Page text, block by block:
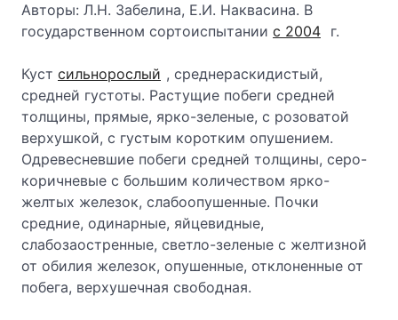
Авторы: Л.Н. Забелина, Е.И. Наквасина. В
государственном сортоиспытании с 2004 г.
Куст сильнорослый , среднераскидистый,
средней густоты. Растущие побеги средней
толщины, прямые, ярко-зеленые, с розоватой
верхушкой, с густым коротким опушением.
Одревесневшие побеги средней толщины, серо-
коричневые с большим количеством ярко-
желтых железок, слабоопушенные. Почки
средние, одинарные, яйцевидные,
слабозаостренные, светло-зеленые с желтизной
от обилия железок, опушенные, отклоненные от
побега, верхушечная свободная.